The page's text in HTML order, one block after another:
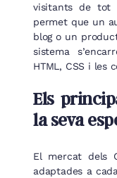
visitants de tot
permet que un
blog o un
sistema
HTML, CSS i les
Els
la seva
El mercat dels
adaptades a